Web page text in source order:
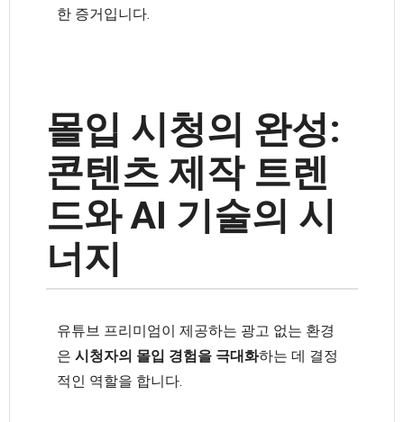
한 증거입니다.
몰입 시청의 완성:
콘텐츠 제작 트렌
드와 AI 기술의 시
너지
유튜브 프리미엄이 제공하는 광고 없는 환경
은 시청자의 몰입 경험을 극대화하는 데 결정
적인 역할을 합니다.